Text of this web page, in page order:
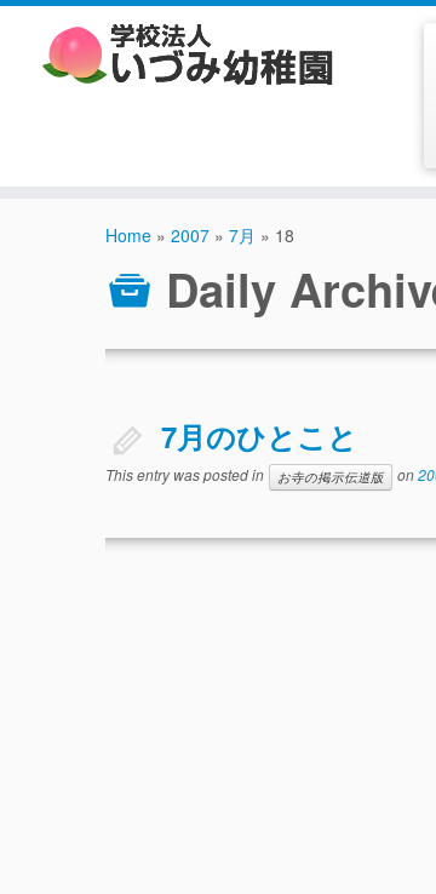
Home » 2007 » 7月 » 18
Daily
7月のひとこと
This entry was posted in お寺の掲示伝道版 on